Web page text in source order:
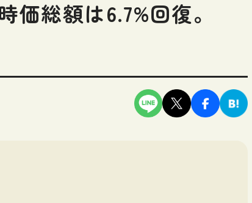
価総額は6.7%回復。